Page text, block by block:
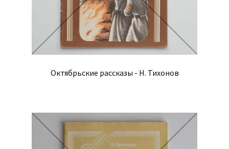
Октябрьские рассказы - Н. Тихонов